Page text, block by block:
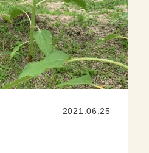
2021.06.25